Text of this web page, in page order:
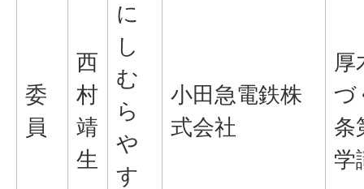
委
員
西
村
靖
生
に
し
む
ら
や
す
小田急電鉄株
式会社
厚
づ
条
学